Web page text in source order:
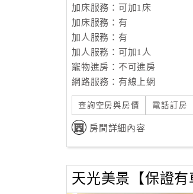
加床服務：可加1床
加床服務：有
加人服務：有
加人服務：可加1人
寵物進房：不可進房
網路服務：有線上網
查詢空房與房價 電話訂房
房間詳細內容
天光美景【保證有